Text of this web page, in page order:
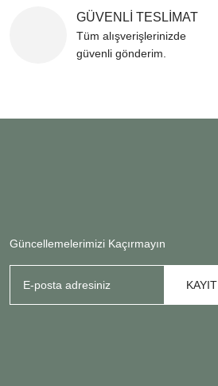
GÜVENLİ TESLİMAT
Tüm alışverişlerinizde
güvenli gönderim.
Güncellemelerimizi Kaçırmayın
KAYIT